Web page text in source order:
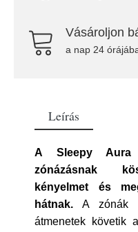
Vásároljon
a nap 24
Leírás
A Sleepy Aura
zónázásnak
kényelmet és
hátnak. A zónák
átmenetek követik